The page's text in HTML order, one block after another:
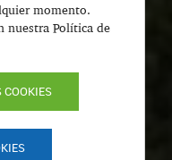
momento.
nuestra Política de
COOKIES